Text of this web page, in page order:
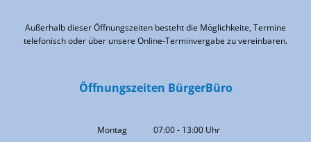
Außerhalb dieser Öffnungszeiten besteht die Möglichkeite, Termine
telefonisch oder über unsere Online-Terminvergabe zu vereinbaren.
Öffnungszeiten BürgerBüro
Montag 07:00- 13:00 Uhr